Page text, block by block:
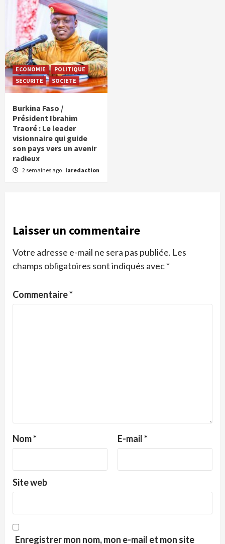
ECONOMIE
POLITIQUE
SECURITE
SOCIETE
Burkina Faso /
Président Ibrahim
Traoré : Le leader
visionnaire qui guide
son pays vers un avenir
radieux
2 semaines ago laredaction
Laisser un commentaire
Votre adresse e-mail ne sera pas publiée. Les
champs obligatoires sont indiqués avec*
Commentaire*
Nom* E-mail*
Site web
Enregistrer mon nom, mon e-mail et mon site